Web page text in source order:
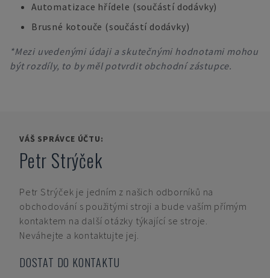
Automatizace hřídele (součástí dodávky)
Brusné kotouče (součástí dodávky)
*Mezi uvedenými údaji a skutečnými hodnotami mohou
být rozdíly, to by měl potvrdit obchodní zástupce.
VÁŠ SPRÁVCE ÚČTU:
Petr Strýček
Petr Strýček je jedním z našich odborníků na
obchodování s použitými stroji a bude vaším přímým
kontaktem na další otázky týkající se stroje.
Neváhejte a kontaktujte jej.
DOSTAT DO KONTAKTU